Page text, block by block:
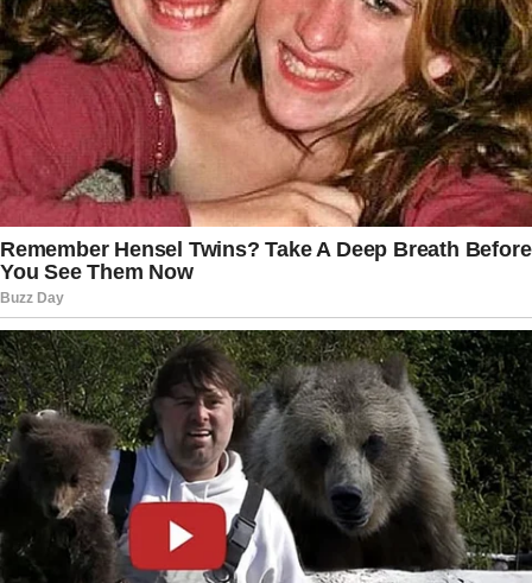
matou Arthur?” em um dos assuntos mais
comentados entre os fãs da novela,
impulsionando debates diários nas redes sociais
e ampliando o engajamento do público.
Enquanto a verdade permanece guardada pelos
autores, o mistério continua sendo um dos
principais motores da trama. A teoria
apresentada por Leticia Colin reforça que
qualquer personagem pode esconder segredos
ainda não revelados e que as respostas podem
surgir de onde menos se espera. Com novos
capítulos prometendo revelações importantes,
os telespectadores seguem atentos a cada cena
em busca de pistas. Até que a identidade do
responsável seja finalmente descoberta, a novela